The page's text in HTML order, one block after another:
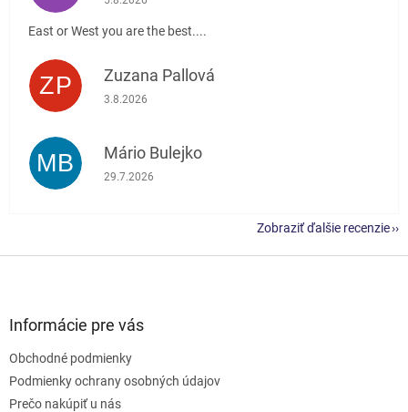
East or West you are the best....
ZP Zuzana Pallová
Hodnotenie obchodu je 5 z 5 hviezdičiek.
3.8.2026
MB Mário Bulejko
Hodnotenie obchodu je 5 z 5 hviezdičiek.
29.7.2026
Zobraziť ďalšie recenzie
Informácie pre vás
Obchodné podmienky
Podmienky ochrany osobných údajov
Prečo nakúpiť u nás